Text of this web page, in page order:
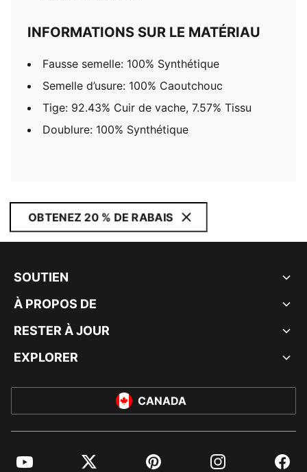
INFORMATIONS SUR LE MATÉRIAU
Fausse semelle: 100% Synthétique
Semelle d’usure: 100% Caoutchouc
Tige: 92.43% Cuir de vache, 7.57% Tissu
Doublure: 100% Synthétique
OBTENEZ 20 % DE RABAIS
SOUTIEN
À PROPOS DE
RESTER À JOUR
EXPLORER
CANADA
YouTube Twitter Pinterest Instagram